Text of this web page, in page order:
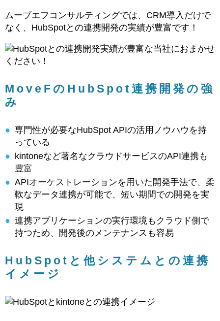
ムーブエフコンサルティングでは、CRM導入だけで
なく、HubSpotとの連携開発の実績が豊富です！
MoveFのHubSpot連携開発の強
み
専門性が必要なHubSpot APIの活用ノウハウを持
っている
kintoneなど著名なクラウドサービスのAPI連携も
豊富
APIオーケストレーションを用いた開発手法で、柔
軟なデータ連携が可能で、短い期間での開発を実
現
連携アプリケーションの実行環境もクラウド側で
持つため、開発後のメンテナンスも容易
HubSpotと他システムとの連携
イメージ